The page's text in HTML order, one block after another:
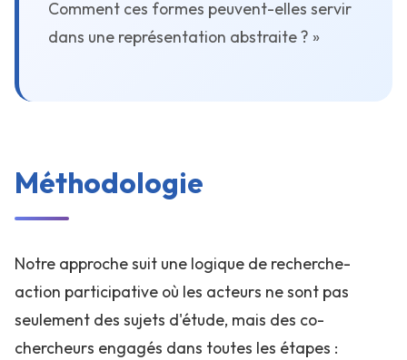
Comment ces formes peuvent-elles servir
dans une représentation abstraite ? »
Méthodologie
Notre approche suit une logique de recherche-
action participative où les acteurs ne sont pas
seulement des sujets d'étude, mais des co-
chercheurs engagés dans toutes les étapes :